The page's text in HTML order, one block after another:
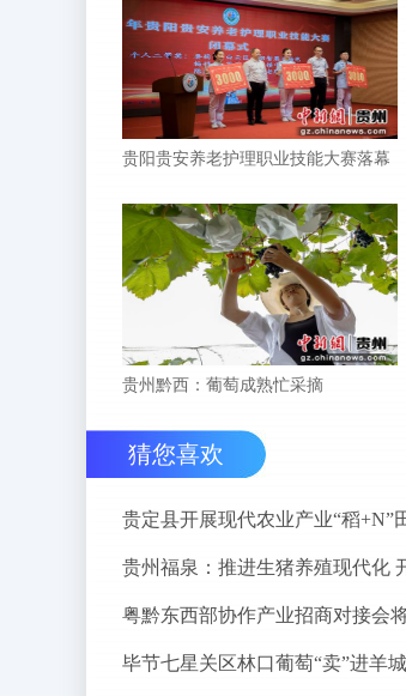
贵阳贵安养老护理职业技能大赛落幕
贵州黔西：葡萄成熟忙采摘
猜您喜欢
贵定县开展现代农业产业“稻+N”
贵州福泉：推进生猪养殖现代化
粤黔东西部协作产业招商对接会
毕节七星关区林口葡萄“卖”进羊城